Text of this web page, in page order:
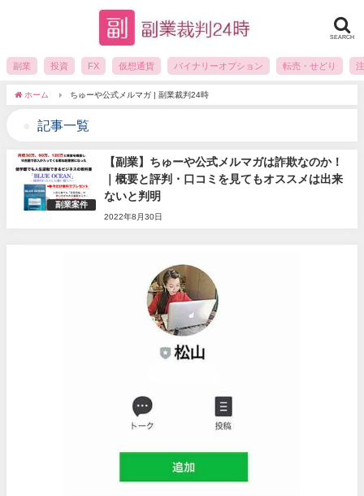
SEARCH
副業 投資 FX 仮想通貨 バイナリーオプション 転売・せどり
ホーム ちゅーや公式メルマガ | 副業裁判24時
記事一覧
副業案件
【副業】ちゅーや公式メルマガは詐欺なのか！
｜概要と評判・口コミを見てもオススメは出来
ないと判明
2022年8月30日